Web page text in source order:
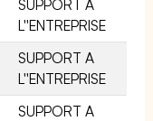
SUPPORT A
L''ENTREPRISE
SUPPORT A
L''ENTREPRISE
SUPPORT A